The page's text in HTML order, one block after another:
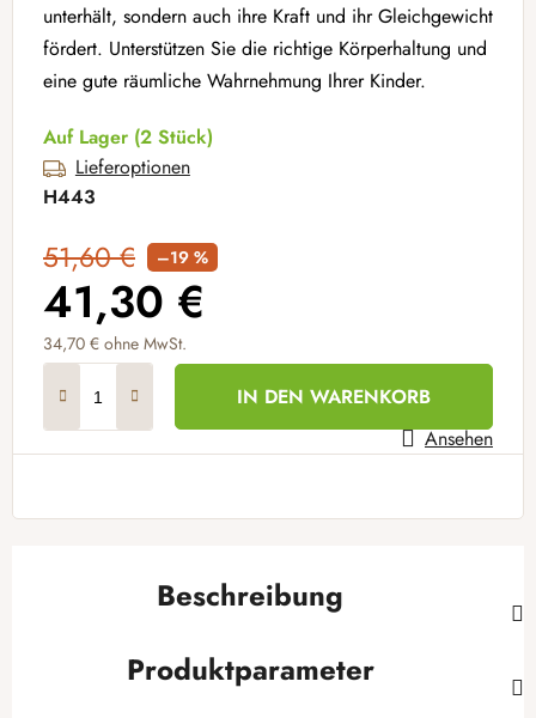
unterhält, sondern auch ihre Kraft und ihr Gleichgewicht
fördert. Unterstützen Sie die richtige Körperhaltung und
eine gute räumliche Wahrnehmung Ihrer Kinder.
Auf Lager (2 Stück)
Lieferoptionen
H443
51,60 € –19 %
41,30 €
34,70 € ohne MwSt.
IN DEN WARENKORB
Ansehen
Beschreibung
Produktparameter